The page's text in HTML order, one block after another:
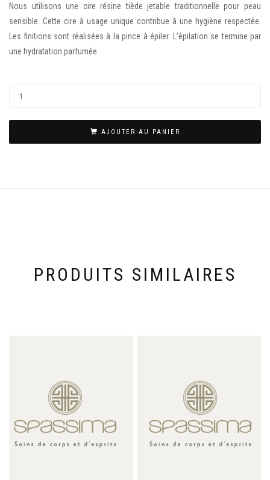
Nous utilisons une cire résine tiède jetable traditionnelle pour peau
sensible. Cette cire à usage unique contribue à une hygiène respectée.
Les finitions sont réalisées à la pince à épiler. L’épilation se termine par
une hydratation parfumée.
AJOUTER AU PANIER
PRODUITS SIMILAIRES